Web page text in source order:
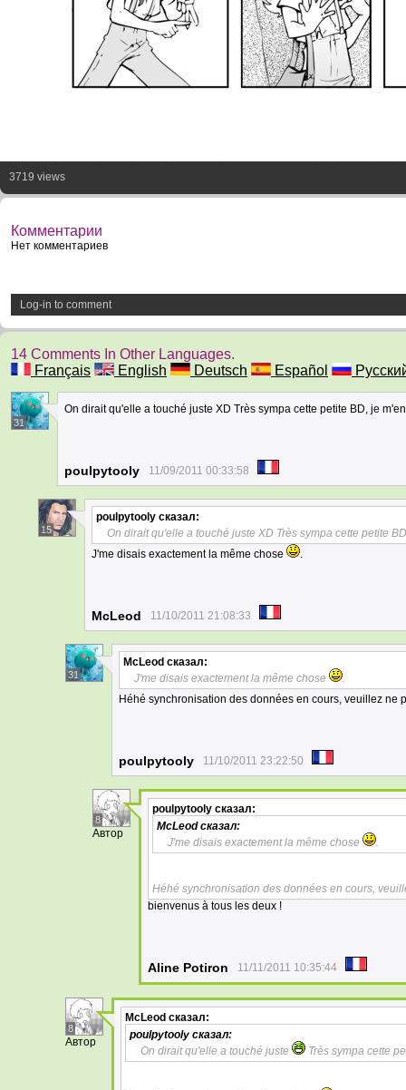
3719 views
Комментарии
Нет комментариев
Log-in to comment
14 Comments In Other Languages.
Français
English Deutsch Español
31
On dirait qu'elle a touché juste XD Très sympa cette petite BD, je
poulpytooly 11/09/2011 00:33:58
15
poulpytooly сказал:
On dirait qu'elle a touché juste XD Très sympa cette petite
J'me disais exactement la même chose
.
McLeod 11/10/2011 21:08:33
31
McLeod сказал:
J'me disais exactement la même chose
.
Héhé synchronisation des données en cours, veuillez ne
poulpytooly 11/10/2011 23:22:50
8
Автор
poulpytooly сказал:
McLeodсказал:
J'me disais exactement la même chose
.
Héhé synchronisation des données en cours,
bienvenus à tous les deux !
Aline Potiron 11/11/2011 10:35:44
8
Автор
McLeod сказал:
poulpytooly сказал:
On dirait qu'elle a touché juste
Très sympa cette